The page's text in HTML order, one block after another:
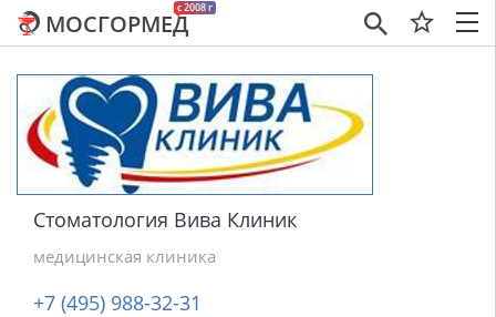
×
c 2008 г
МОСГОРМЕД
Стоматология Вива Клиник
медицинская клиника
+7 (495) 988-32-31